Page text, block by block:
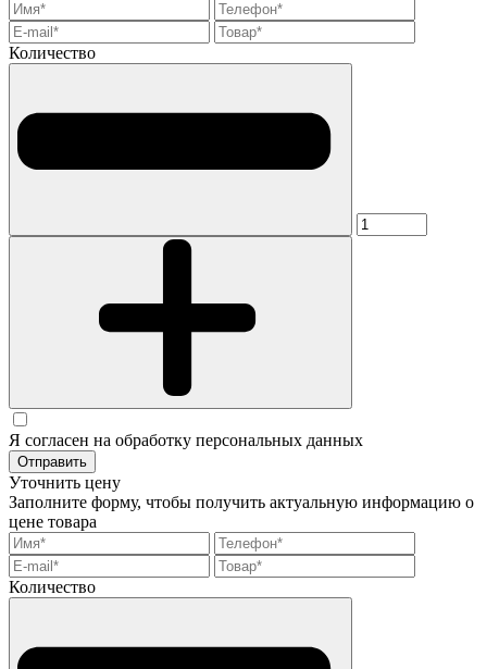
Количество
Я согласен на обработку персональных данных
Отправить
Уточнить цену
Заполните форму, чтобы получить актуальную информацию о
цене товара
Количество